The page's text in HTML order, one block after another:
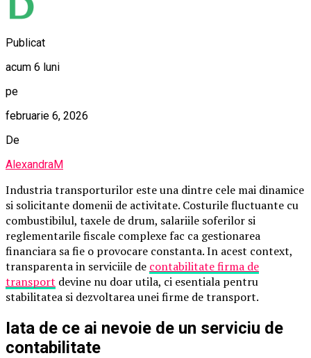
Publicat
acum 6 luni
pe
februarie 6, 2026
De
AlexandraM
Industria transporturilor este una dintre cele mai dinamice
si solicitante domenii de activitate. Costurile fluctuante cu
combustibilul, taxele de drum, salariile soferilor si
reglementarile fiscale complexe fac ca gestionarea
financiara sa fie o provocare constanta. In acest context,
transparenta in serviciile de contabilitate firma de
transport devine nu doar utila, ci esentiala pentru
stabilitatea si dezvoltarea unei firme de transport.
Iata de ce ai nevoie de un serviciu de
contabilitate